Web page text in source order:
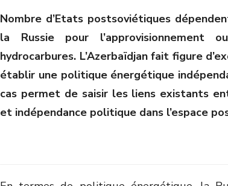
Nombre d’Etats postsoviétiques
la Russie pour l’approvisionnement
hydrocarbures. L’Azerbaïdjan fait figure
établir une politique énergétique
cas permet de saisir les liens existants
et indépendance politique dans l’espace